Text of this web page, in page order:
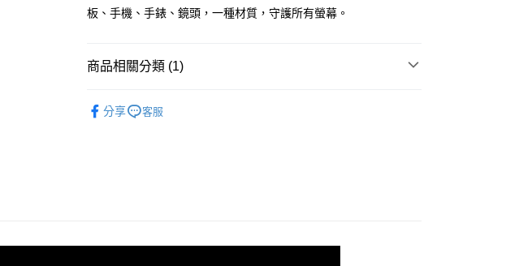
板、手機、手錶、鏡頭，一種材質，守護所有螢幕。
商品相關分類 (1)
分享
客服